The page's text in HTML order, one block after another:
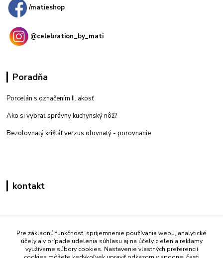
/matieshop
@celebration_by_mati
Poradňa
Porcelán s označením II. akosť
Ako si vybrať správny kuchynský nôž?
Bezolovnatý krištáľ verzus olovnatý - porovnanie
kontakt
+421 908 861 051
(Po - Pia 7:30-15:30)
Pre základnú funkčnosť, spríjemnenie používania webu, analytické
účely a v prípade udelenia súhlasu aj na účely cielenia reklamy
využívame súbory cookies. Nastavenie vlastných preferencií